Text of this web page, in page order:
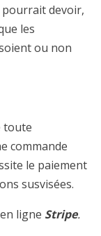
pourrait devoir,
les
ou non
toute
commande
le paiement
susvisées.
ligne Stripe.